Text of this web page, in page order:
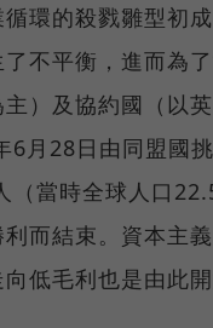
環的殺戮雛型初
不平衡，進而為
主）及協約國（以
6月28日由同盟國
（當時全球人口
而結束。資本主
低毛利也是由此